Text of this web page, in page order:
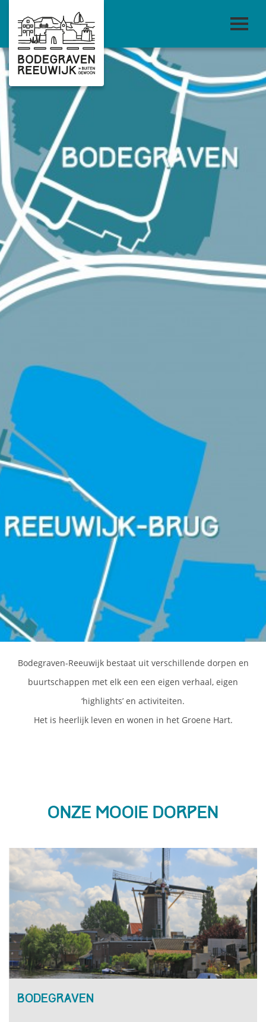
Bodegraven-Reeuwijk bestaat uit verschillende dorpen en
buurtschappen met elk een een eigen verhaal, eigen
‘highlights’ en activiteiten.
Het is heerlijk leven en wonen in het Groene Hart.
Onze mooie dorpen
Bodegraven